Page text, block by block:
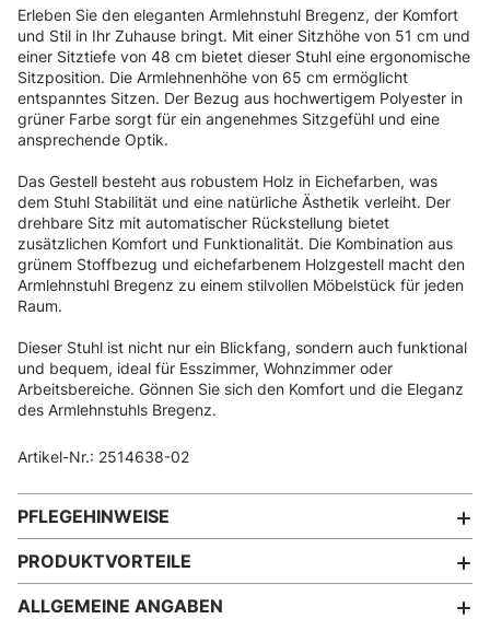
Erleben Sie den eleganten Armlehnstuhl Bregenz, der Komfort
und Stil in Ihr Zuhause bringt. Mit einer Sitzhöhe von 51 cm und
einer Sitztiefe von 48 cm bietet dieser Stuhl eine ergonomische
Sitzposition. Die Armlehnenhöhe von 65 cm ermöglicht
entspanntes Sitzen. Der Bezug aus hochwertigem Polyester in
grüner Farbe sorgt für ein angenehmes Sitzgefühl und eine
ansprechende Optik.
Das Gestell besteht aus robustem Holz in Eichefarben, was
dem Stuhl Stabilität und eine natürliche Ästhetik verleiht. Der
drehbare Sitz mit automatischer Rückstellung bietet
zusätzlichen Komfort und Funktionalität. Die Kombination aus
grünem Stoffbezug und eichefarbenem Holzgestell macht den
Armlehnstuhl Bregenz zu einem stilvollen Möbelstück für jeden
Raum.
Dieser Stuhl ist nicht nur ein Blickfang, sondern auch funktional
und bequem, ideal für Esszimmer, Wohnzimmer oder
Arbeitsbereiche. Gönnen Sie sich den Komfort und die Eleganz
des Armlehnstuhls Bregenz.
Artikel-Nr.: 2514638-02
PFLEGEHINWEISE
PRODUKTVORTEILE
ALLGEMEINE ANGABEN